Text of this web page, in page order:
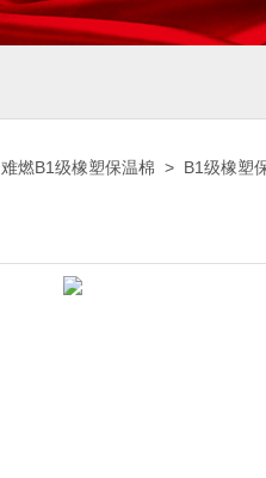
难燃B1级橡塑保温棉 > B1级橡塑